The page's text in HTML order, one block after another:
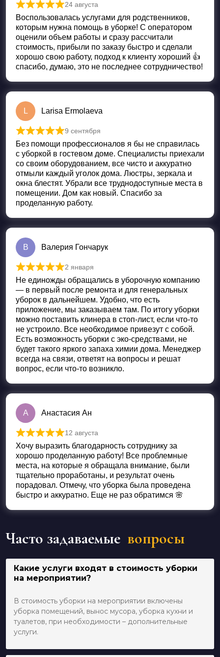
Оценка из 5
24 августа
Воспользовалась услугами для родственников,
которым нужна помощь в уборке! С оператором
оценили объем работы и сразу рассчитали
стоимость, прибыли по заказу быстро и сделали
хорошо свою работу, подход к клиенту хороший 👍
спасибо, думаю, это не последнее сотрудничество!
L Larisa Ermolaeva
Оценка
9 сентября
Без помощи профессионалов я бы не справилась
с уборкой в гостевом доме. Специалисты приехали
со своим оборудованием, все чисто и аккуратно
отмыли каждый уголок дома. Люстры, зеркала и
окна блестят. Убрали все труднодоступные места в
помещении. Дом как новый. Спасибо за
проделанную работу.
В Валерия Гончарук
Оценка из 5
2 января
Не единожды обращались в уборочную компанию
— в первый после ремонта и для генеральных
уборок в дальнейшем. Удобно, что есть
приложение, мы заказываем там. По итогу уборки
можно поставить клинера в стоп-лист, если что-то
не устроило. Все необходимое привезут с собой.
Есть возможность уборки с эко-средствами, не
будет такого яркого запаха химии дома. Менеджер
всегда на связи, ответят на вопросы и решат
вопрос, если что-то возникло.
А Анастасия Ан
Оценка из 5
12 августа
Хочу выразить благодарность сотруднику за
хорошо проделанную работу! Все проблемные
места, на которые я обращала внимание, были
тщательно проработаны, и результат очень
порадовал. Отмечу, что уборка была проведена
быстро и аккуратно. Еще не раз обратимся 🌸
Часто задаваемые вопросы
Какие услуги входят в стоимость уборки
на мероприятии?
В стоимость уборки на мероприятии включены
уборка помещений, вынос мусора, уборка кухни и
туалетов, при необходимости – дополнительные
услуги.